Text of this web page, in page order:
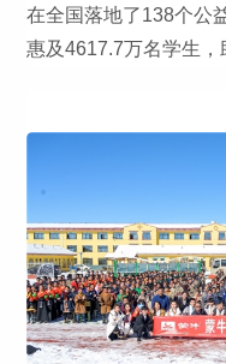
在全国落地了138个公
惠及4617.7万名学生，